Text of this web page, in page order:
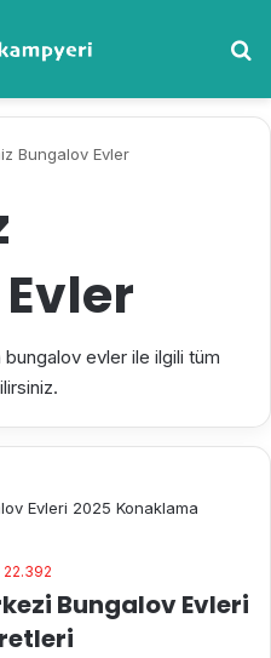
Bungalov Evler
bungalov evler ile ilgili tüm
22.392
Bungalov Evleri